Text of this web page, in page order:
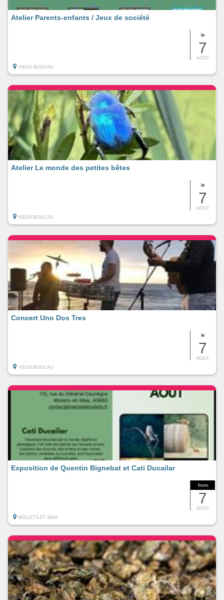
le
7
AOUT
Atelier Parents-enfants / Jeux de société
VIEUX-BOUCAU
le
7
AOUT
Atelier Le monde des petites bêtes
VIEUX-BOUCAU
le
7
AOUT
Concert Uno Dos Tres
VIEUX-BOUCAU
from
7
AOUT
Exposition de Quentin Bignebat et Cati Ducailar
MOLIETS-ET-MAA